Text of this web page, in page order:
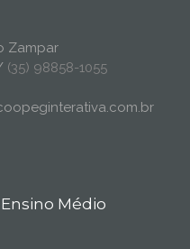
Zampar
(35) 98858-1055
Médio